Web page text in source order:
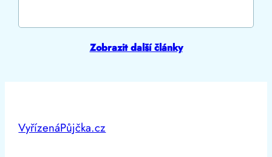
Zobrazit další články
VyřízenáPůjčka.cz